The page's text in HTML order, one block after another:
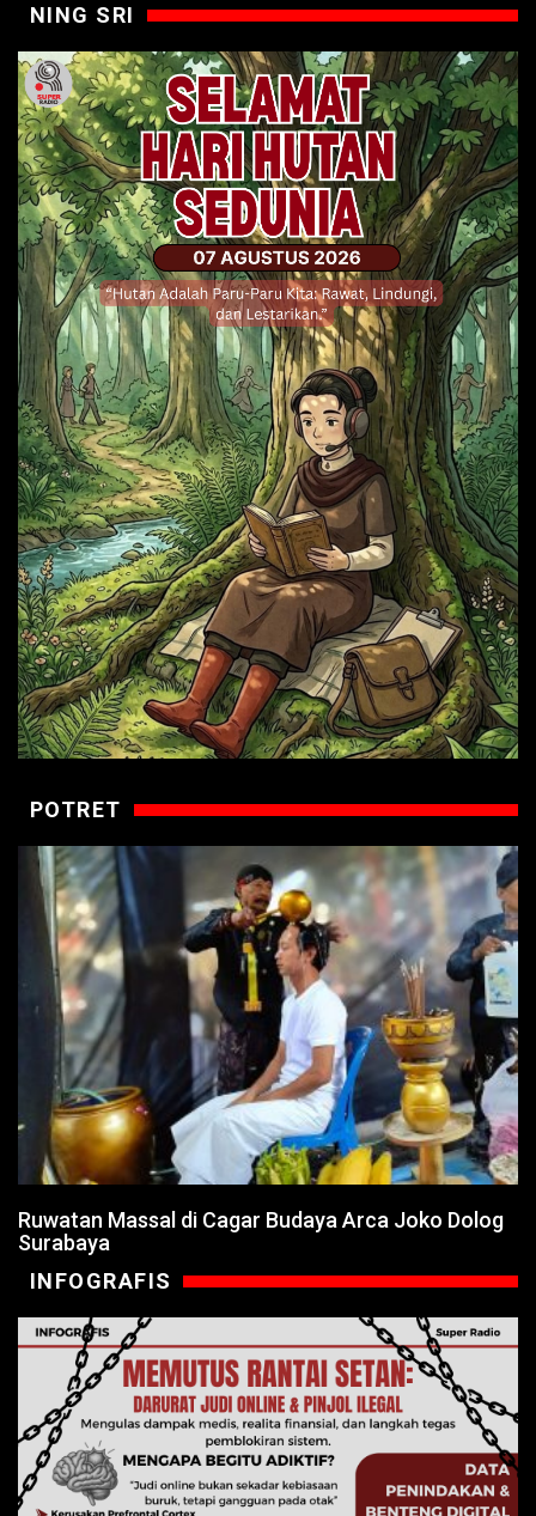
NING SRI
POTRET
Ruwatan Massal di Cagar Budaya Arca Joko Dolog
Surabaya
INFOGRAFIS